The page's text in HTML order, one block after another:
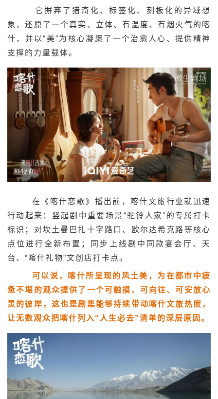
它摒弃了猎奇化、标签化、刻板化的异域想
象，还原了一个真实、立体、有温度、有烟火气的喀
什，并以“美”为核心凝聚了一个治愈人心、提供精神
支撑的力量载体。
在《喀什恋歌》播出前，喀什文旅行业就迅速
行动起来：竖起剧中重要场景“驼铃人家”的专属打卡
标识；对坎土曼巴扎十字路口、欧尔达希克路等核心
点位进行全新布置；同步上线剧中同款宴会厅、天
台、“喀什礼物”文创店打卡点。
可以说，喀什所呈现的风土美，为在都市中疲
惫不堪的观众提供了一个可触摸、可向往、可安放心
灵的彼岸，这也是剧集能够持续带动喀什文旅热度，
让无数观众把喀什列入“人生必去”清单的深层原因。